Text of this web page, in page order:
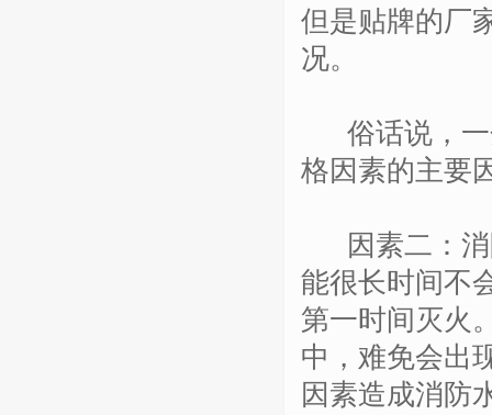
但是贴牌的厂
况。
俗话说，一
格因素的主要
因素二：消
能很长时间不
第一时间灭火
中，难免会出
因素造成消防